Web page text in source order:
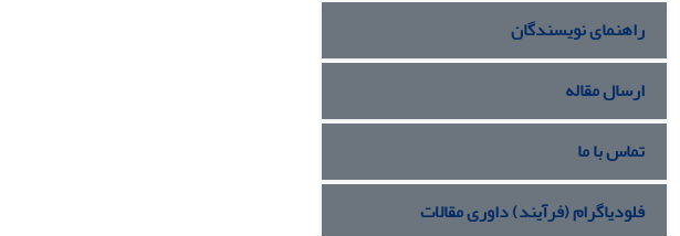
راهنمای نویسندگان
ارسال مقاله
تماس با ما
فلودیاگرام (فرآیند) داوری مقالات